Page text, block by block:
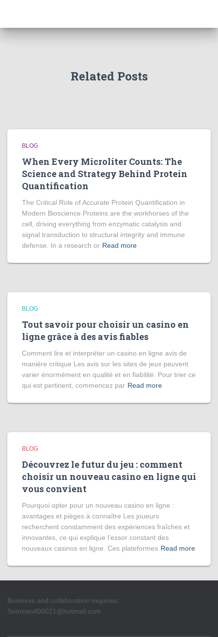
Related Posts
BLOG
When Every Microliter Counts: The
Science and Strategy Behind Protein
Quantification
The Critical Role of Accurate Protein Quantification in
Modern Bioscience Proteins are the workhorses of the
cell, driving everything from enzymatic catalysis and
signal transduction to structural integrity and immune
defense. In a research or Read more
BLOG
Tout savoir pour choisir un casino en
ligne grâce à des avis fiables
Comment lire et interpréter un casino en ligne avis de
manière critique Les avis sur les sites de jeux peuvent
varier énormément en qualité et en fiabilité. Pour trier ce
qui est pertinent, commencez par Read more
BLOG
Découvrez le futur du jeu : comment
choisir un nouveau casino en ligne qui
vous convient
Pourquoi opter pour un nouveau casino en ligne :
avantages et pièges à connaître Les joueurs
recherchent constamment des expériences fraîches et
innovantes, ce qui explique l’essor constant des
nouveaux casinos en ligne. Ces plateformes Read more
Business and collaboration inquiries:
Someand00021@hotmail.com